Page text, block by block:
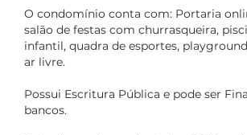
O condomínio conta com: Portaria
salão de festas com churrasqueira,
infantil, quadra de esportes,
ar livre.
Possui Escritura Pública e pode ser
bancos.